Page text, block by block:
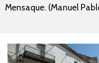
Mensaque. (Manuel